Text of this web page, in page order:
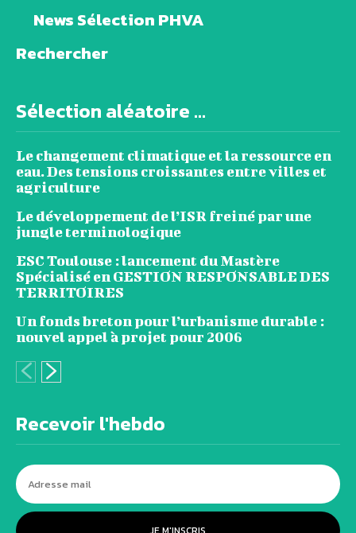
News Sélection PHVA
Rechercher
Sélection aléatoire ...
Le changement climatique et la ressource en
eau. Des tensions croissantes entre villes et
agriculture
Le développement de l’ISR freiné par une
jungle terminologique
ESC Toulouse : lancement du Mastère
Spécialisé en GESTION RESPONSABLE DES
TERRITOIRES
Un fonds breton pour l’urbanisme durable :
nouvel appel à projet pour 2006
Recevoir l'hebdo